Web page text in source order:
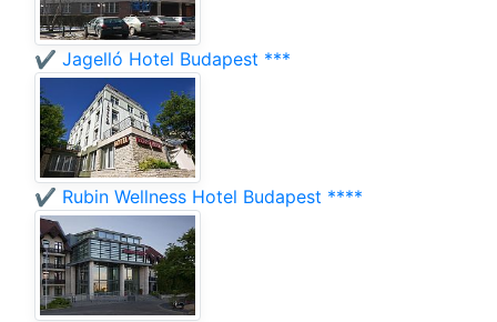
✔️ Jagelló Hotel Budapest ***
✔️ Rubin Wellness Hotel Budapest ****